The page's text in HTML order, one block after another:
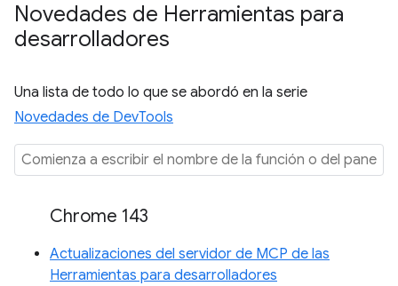
Novedades de Herramientas para
desarrolladores
Una lista de todo lo que se abordó en la serie
Novedades de DevTools
Chrome 143
Actualizaciones del servidor de MCP de las
Herramientas para desarrolladores